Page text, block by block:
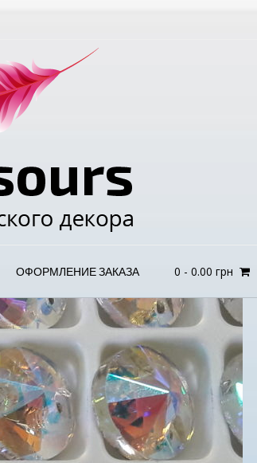
ОФОРМЛЕНИЕ ЗАКАЗА 0 - 0.00 грн